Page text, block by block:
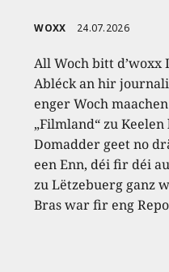
WOXX 24.07.2026
All Woch bitt d’woxx
Abléck an hir
enger Woch
„Filmland“ zu
Domadder geet no
een Enn, déi fir déi
zu Lëtzebuerg ganz
Bras war fir eng